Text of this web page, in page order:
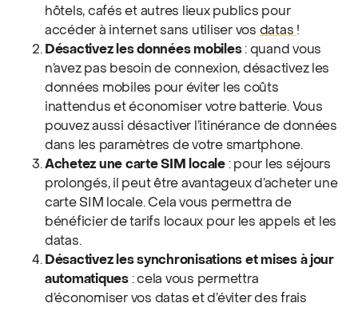
hôtels, cafés et autres lieux publics pour
accéder à internet sans utiliser vos datas !
Désactivez les données mobiles: quand vous
n’avez pas besoin de connexion, désactivez les
données mobiles pour éviter les coûts
inattendus et économiser votre batterie. Vous
pouvez aussi désactiver l’itinérance de données
dans les paramètres de votre smartphone.
Achetez une carte SIM locale: pour les séjours
prolongés, il peut être avantageux d’acheter une
carte SIM locale. Cela vous permettra de
bénéficier de tarifs locaux pour les appels et les
datas.
Désactivez les synchronisations et mises à jour
automatiques : cela vous permettra
d’économiser vos datas et d’éviter des frais